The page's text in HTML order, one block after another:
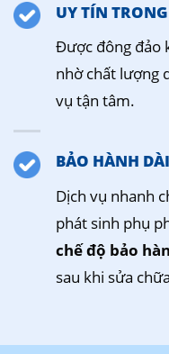
UY TÍN
Được đông đảo
nhờ chất lượng
vụ tận tâm.
BẢO HÀNH
Dịch vụ nhanh
phát sinh phụ
chế độ bảo
sau khi sửa